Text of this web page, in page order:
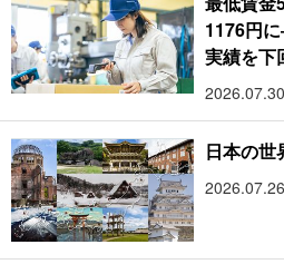
1176円
実績を下
2026.07.30
日本の世
2026.07.26